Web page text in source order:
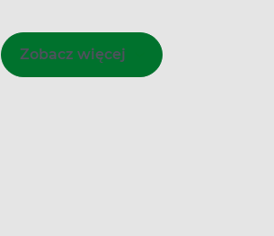
Zobacz więcej